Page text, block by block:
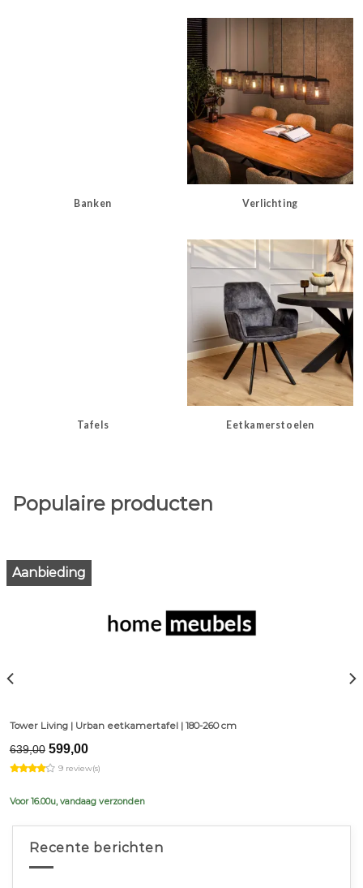
Banken Verlichting
Tafels Eetkamerstoelen
Populaire producten
Aanbieding
Tower Living | Urban eetkamertafel | 180-260 cm
639,00 Original
price
was:
599,00Current
is:
9 review(s)
Voor 16.00u, vandaag verzonden
Recente berichten